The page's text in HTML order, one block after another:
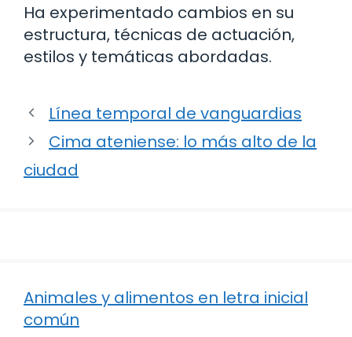
Ha experimentado cambios en su
estructura, técnicas de actuación,
estilos y temáticas abordadas.
Línea temporal de vanguardias
Cima ateniense: lo más alto de la
ciudad
Animales y alimentos en letra inicial
común